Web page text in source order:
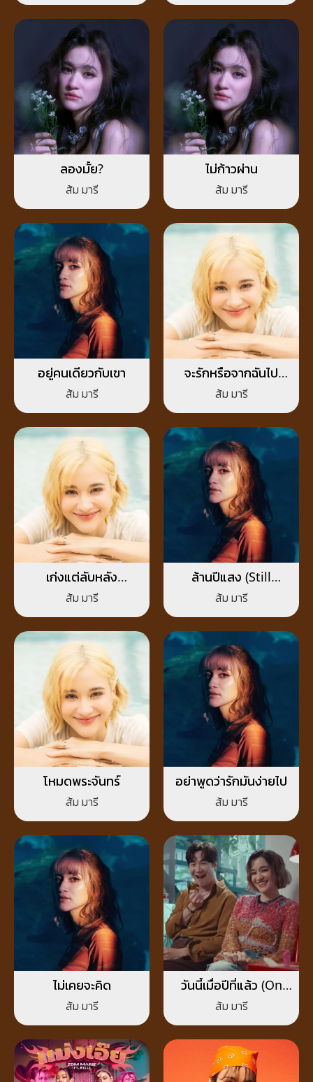
ลองมั้ย?
ส้ม มารี
ไม่ก้าวผ่าน
ส้ม มารี
อยู่คนเดียวกับเขา
ส้ม มารี
จะรักหรือจากฉันไป
(Love me or Leave
me)
ส้ม มารี
เก่งแต่ลับหลัง
(FINSTA)
ส้ม มารี
ล้านปีแสง (Still
Missing You)
ส้ม มารี
โหมดพระจันทร์
ส้ม มารี
อย่าพูดว่ารักมันง่ายไป
ส้ม มารี
ไม่เคยจะคิด
ส้ม มารี
วันนี้เมื่อปีที่แล้ว (On
This Day)
ส้ม มารี